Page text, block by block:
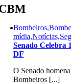
Senado Celebra
DF
O Senado
Bombeiros [...]